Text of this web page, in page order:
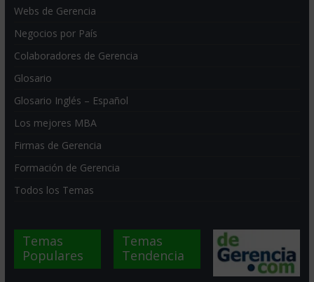
Webs de Gerencia
Negocios por País
Colaboradores de Gerencia
Glosario
Glosario Inglés – Español
Los mejores MBA
Firmas de Gerencia
Formación de Gerencia
Todos los Temas
Temas
Populares
Temas
Tendencia